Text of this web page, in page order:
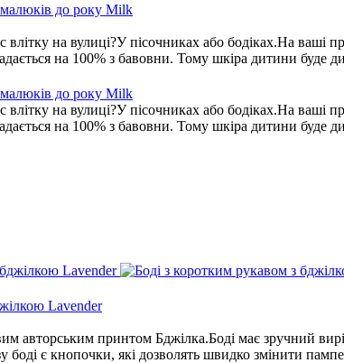
до року Milk
на вулиці?У пісочниках або бодіках.На
на 100% з бавовни. Тому шкіра дитини буде
до року Milk
на вулиці?У пісочниках або бодіках.На
на 100% з бавовни. Тому шкіра дитини буде
Lavender
авторським принтом Бджілка.Боді має зручний
боді є кнопочки, які дозволять швидко змінити